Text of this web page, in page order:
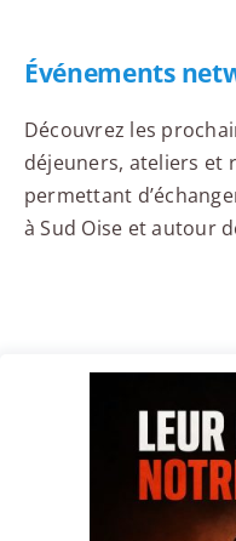
Événements
Découvrez les
déjeuners, ateliers et
permettant
à Sud Oise et autour